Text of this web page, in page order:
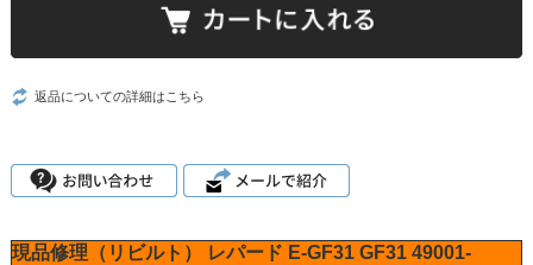
返品についての詳細はこちら
現品修理（リビルト） レパード E-GF31 GF31 49001-